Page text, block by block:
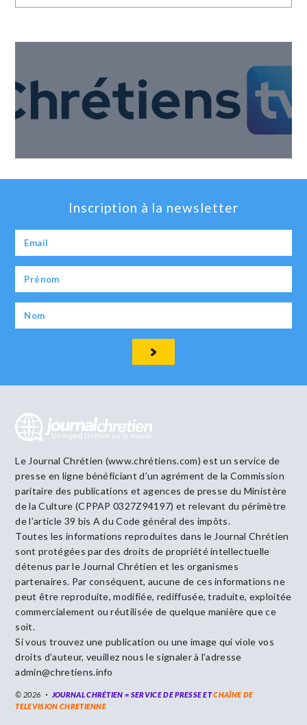
Inscription à la newsletter
Le Journal Chrétien (www.chrétiens.com) est un service de
presse en ligne bénéficiant d’un agrément de la Commission
paritaire des publications et agences de presse du Ministère
de la Culture (CPPAP 0327Z94197) et relevant du périmètre
de l’article 39 bis A du Code général des impôts.
Toutes les informations reproduites dans le Journal Chrétien
sont protégées par des droits de propriété intellectuelle
détenus par le Journal Chrétien et les organismes
partenaires. Par conséquent, aucune de ces informations ne
peut être reproduite, modifiée, rediffusée, traduite, exploitée
commercialement ou réutilisée de quelque manière que ce
soit.
Si vous trouvez une publication ou une image qui viole vos
droits d’auteur, veuillez nous le signaler à l’adresse
admin@chretiens.info
© 2026 JOURNAL CHRÉTIEN = SERVICE DE PRESSE ETCHAÎNE DE
TELEVISION CHRETIENNE